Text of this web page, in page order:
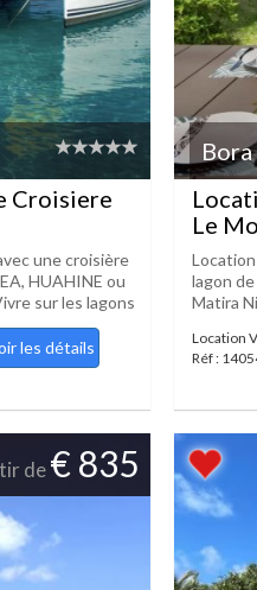
Croisiere
une croisière
HUAHINE ou
sur les lagons
les détails
Le
lagon de
Matira
Location
Réf :
de€ 835